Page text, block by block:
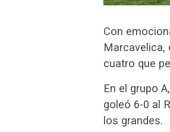
Con
Marcavelica,
cuatro que
En el grupo
goleó 6-0 al
los grandes.